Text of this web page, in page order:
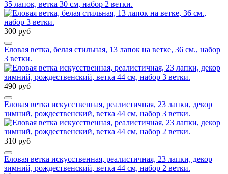
35 лапок, ветка 30 см, набор 2 ветки.
300 руб
Еловая ветка, белая стильная, 13 лапок на ветке, 36 см., набор
3 ветки.
490 руб
Еловая ветка искусственная, реалистичная, 23 лапки, декор
зимний, рождественский, ветка 44 см, набор 3 ветки.
310 руб
Еловая ветка искусственная, реалистичная, 23 лапки, декор
зимний, рождественский, ветка 44 см, набор 2 ветки.